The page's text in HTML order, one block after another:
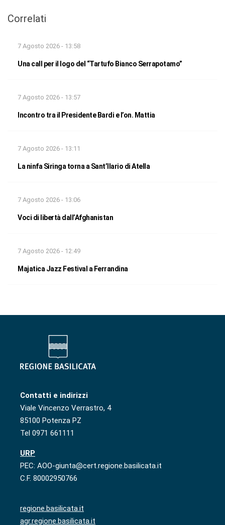
Correlati
7 Agosto 2026 - 13:58
Una call per il logo del “Tartufo Bianco Serrapotamo”
7 Agosto 2026 - 13:57
Incontro tra il Presidente Bardi e l’on. Mattia
7 Agosto 2026 - 13:11
La ninfa Siringa torna a Sant’Ilario di Atella
7 Agosto 2026 - 13:06
Voci di libertà dall’Afghanistan
7 Agosto 2026 - 12:49
Majatica Jazz Festival a Ferrandina
Contatti e indirizzi
Viale Vincenzo Verrastro, 4
85100 Potenza PZ
Tel 0971 661111
URP
PEC: AOO-giunta@cert.regione.basilicata.it
C.F. 80002950766
regione.basilicata.it
agr.regione.basilicata.it